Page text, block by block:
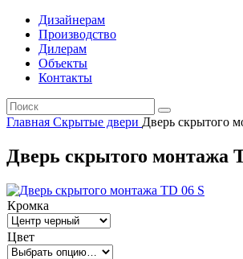
Дизайнерам
Производство
Дилерам
Объекты
Контакты
Главная Скрытые двери Дверь скрытого
Дверь скрытого монтажа
Кромка
Цвет